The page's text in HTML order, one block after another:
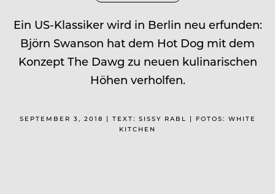
Ein US-Klassiker wird in Berlin neu erfunden:
Björn Swanson hat dem Hot Dog mit dem
Konzept The Dawg zu neuen kulinarischen
Höhen verholfen.
SEPTEMBER 3, 2018 | TEXT: SISSY RABL | FOTOS: WHITE
KITCHEN